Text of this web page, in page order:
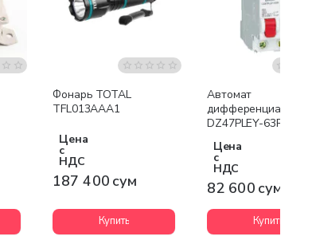
Фонарь TOTAL
TFL013AAA1
Цена
с
НДС
187 400 сум
Купить
Автомат
DZ47PLEY-63R
Цена
с
НДС
82 600 сум
Купить